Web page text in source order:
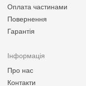
Оплата частинами
Повернення
Гарантія
Інформація
Про нас
Контакти